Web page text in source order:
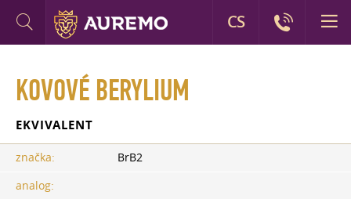
KOVOVÉ BERYLIUM
EKVIVALENT
značka:
BrB2
analog:
CS